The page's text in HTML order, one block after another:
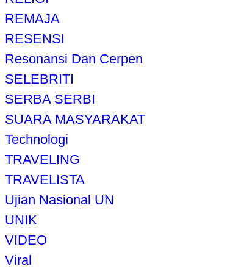
REMAJA
RESENSI
Resonansi Dan Cerpen
SELEBRITI
SERBA SERBI
SUARA MASYARAKAT
Technologi
TRAVELING
TRAVELISTA
Ujian Nasional UN
UNIK
VIDEO
Viral